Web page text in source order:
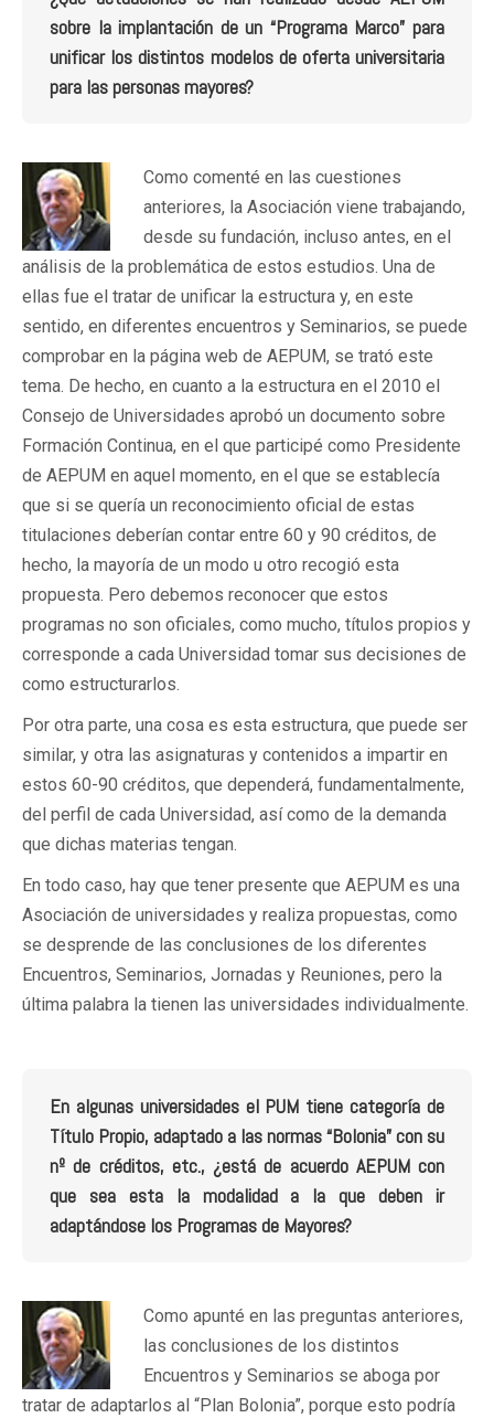
sobre la implantación de un “Programa Marco” para
unificar los distintos modelos de oferta universitaria
para las personas mayores?
Como comenté en las cuestiones
anteriores, la Asociación viene trabajando,
desde su fundación, incluso antes, en el
análisis de la problemática de estos estudios. Una de
ellas fue el tratar de unificar la estructura y, en este
sentido, en diferentes encuentros y Seminarios, se puede
comprobar en la página web de AEPUM, se trató este
tema. De hecho, en cuanto a la estructura en el 2010 el
Consejo de Universidades aprobó un documento sobre
Formación Continua, en el que participé como Presidente
de AEPUM en aquel momento, en el que se establecía
que si se quería un reconocimiento oficial de estas
titulaciones deberían contar entre 60 y 90 créditos, de
hecho, la mayoría de un modo u otro recogió esta
propuesta. Pero debemos reconocer que estos
programas no son oficiales, como mucho, títulos propios y
corresponde a cada Universidad tomar sus decisiones de
como estructurarlos.
Por otra parte, una cosa es esta estructura, que puede ser
similar, y otra las asignaturas y contenidos a impartir en
estos 60-90 créditos, que dependerá, fundamentalmente,
del perfil de cada Universidad, así como de la demanda
que dichas materias tengan.
En todo caso, hay que tener presente que AEPUM es una
Asociación de universidades y realiza propuestas, como
se desprende de las conclusiones de los diferentes
Encuentros, Seminarios, Jornadas y Reuniones, pero la
última palabra la tienen las universidades individualmente.
En algunas universidades el PUM tiene categoría de
Título Propio, adaptado a las normas “Bolonia” con su
nº de créditos, etc., ¿está de acuerdo AEPUM con
que sea esta la modalidad a la que deben ir
adaptándose los Programas de Mayores?
Como apunté en las preguntas anteriores,
las conclusiones de los distintos
Encuentros y Seminarios se aboga por
tratar de adaptarlos al “Plan Bolonia”, porque esto podría